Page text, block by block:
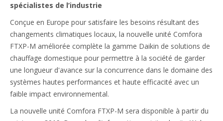
spécialistes de l’industrie
Conçue en Europe pour satisfaire les besoins résultant des
changements climatiques locaux, la nouvelle unité Comfora
FTXP-M améliorée complète la gamme Daikin de solutions de
chauffage domestique pour permettre à la société de garder
une longueur d'avance sur la concurrence dans le domaine des
systèmes hautes performances et haute efficacité avec un
faible impact environnemental.
La nouvelle unité Comfora FTXP-M sera disponible à partir du